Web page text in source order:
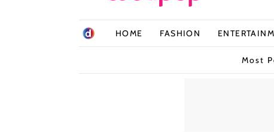
HOME FASHION
Most